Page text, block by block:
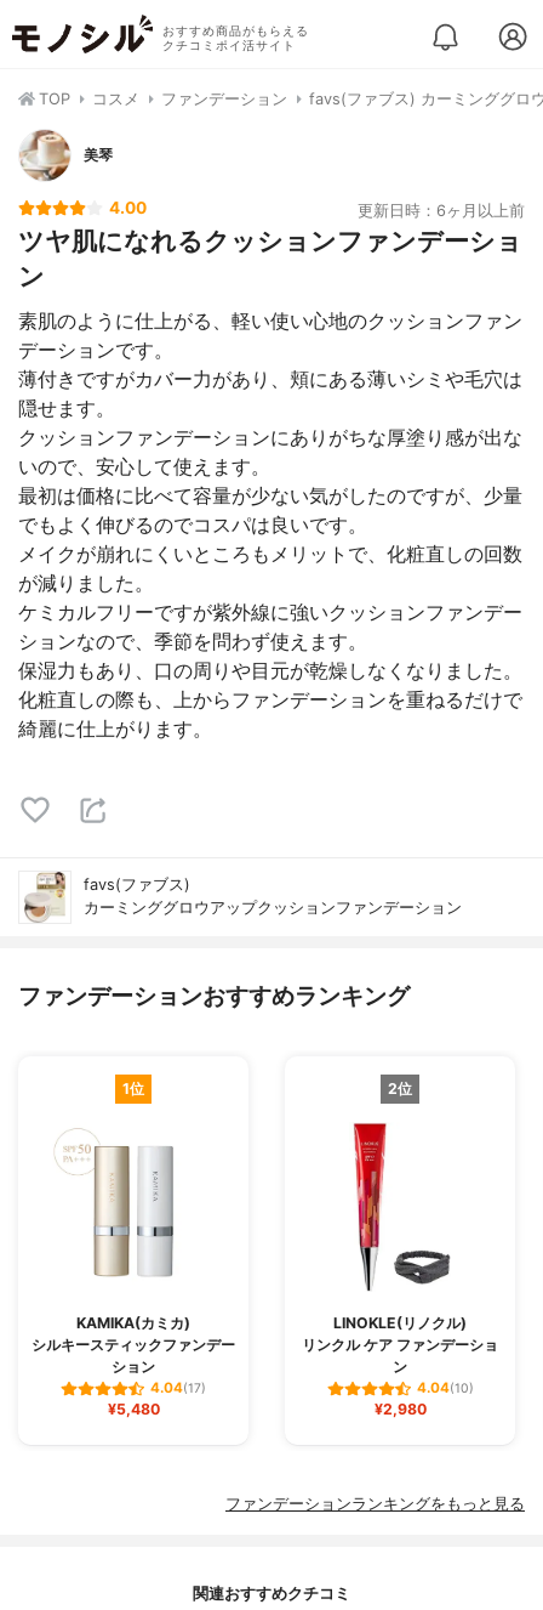
おすすめ商品がもらえる
クチコミポイ活サイト
TOP コスメ ファンデーション favs(ファブス) カーミンググロ
美琴
4.00 更新日時：6ヶ月以上前
ツヤ肌になれるクッションファンデーショ
ン
素肌のように仕上がる、軽い使い心地のクッションファン
デーションです。
薄付きですがカバー力があり、頬にある薄いシミや毛穴は
隠せます。
クッションファンデーションにありがちな厚塗り感が出な
いので、安心して使えます。
最初は価格に比べて容量が少ない気がしたのですが、少量
でもよく伸びるのでコスパは良いです。
メイクが崩れにくいところもメリットで、化粧直しの回数
が減りました。
ケミカルフリーですが紫外線に強いクッションファンデー
ションなので、季節を問わず使えます。
保湿力もあり、口の周りや目元が乾燥しなくなりました。
化粧直しの際も、上からファンデーションを重ねるだけで
綺麗に仕上がります。
favs(ファブス)
カーミンググロウアップクッションファンデーション
ファンデーションおすすめランキング
1位
KAMIKA(カミカ)
シルキースティックファンデー
ション
4.04(17)
¥5,480
2位
LINOKLE(リノクル)
リンクル ケア ファンデーショ
ン
4.04(10)
¥2,980
ファンデーションランキングをもっと見る
関連おすすめクチコミ